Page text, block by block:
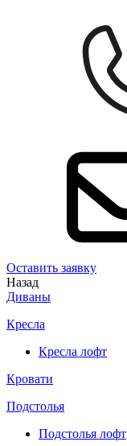
Оставить заявку
Назад
Диваны
Кресла
Кресла лофт
Кровати
Подстолья
Подстолья лофт